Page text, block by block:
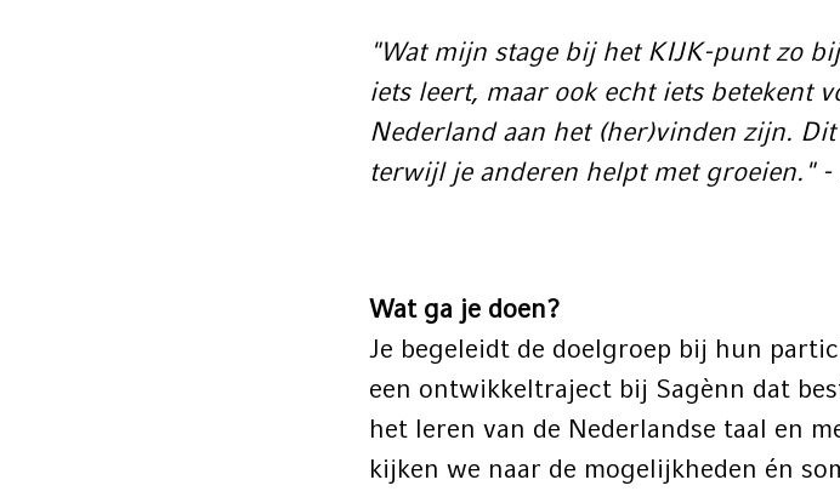
"Wat mijn stage bij het KIJK-punt zo
iets leert, maar ook echt iets betekent
Nederland aan het (her)vinden zijn.
terwijl je anderen helpt met groeien." -
Wat ga je doen?
Je begeleidt de doelgroep bij hun
een ontwikkeltraject bij Sagènn dat
het leren van de Nederlandse taal en
kijken we naar de mogelijkheden én